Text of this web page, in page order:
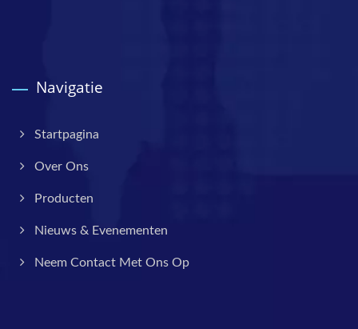
Navigatie
Startpagina
Over Ons
Producten
Nieuws & Evenementen
Neem Contact Met Ons Op